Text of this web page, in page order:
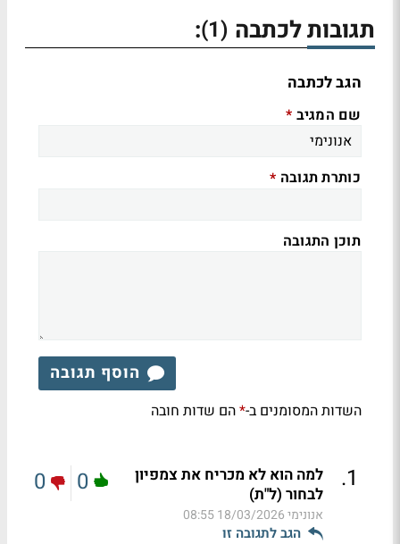
תגובות לכתבה (1)
:
הגב לכתבה
שם המגיב *
כותרת תגובה *
תוכן התגובה
הוסף תגובה
השדות המסומנים ב-*הם שדות חובה
1
.
למה הוא לא מכריח את צמפיון
לבחור (ל"ת)
אנונימי18/03/2026 08:55
הגב לתגובה זו
0
0